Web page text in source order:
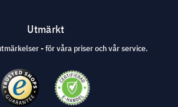
Utmärkt
- för våra priser och vår service.